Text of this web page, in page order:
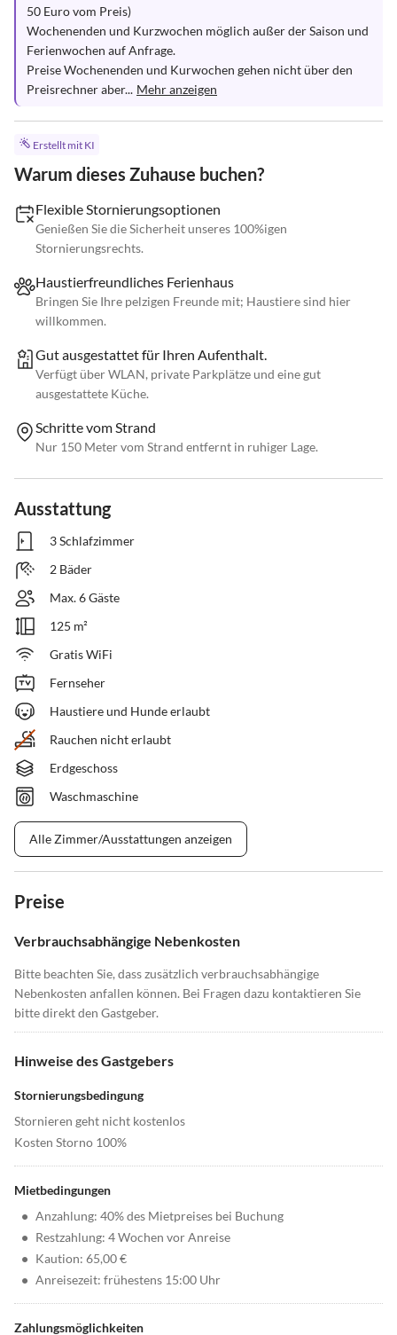
50 Euro vom Preis)
Wochenenden und Kurzwochen möglich außer der Saison und
Ferienwochen auf Anfrage.
Preise Wochenenden und Kurwochen gehen nicht über den
Preisrechner aber... Mehr anzeigen
Erstellt mit KI
Warum dieses Zuhause buchen?
Flexible Stornierungsoptionen
Genießen Sie die Sicherheit unseres 100%igen
Stornierungsrechts.
Haustierfreundliches Ferienhaus
Bringen Sie Ihre pelzigen Freunde mit; Haustiere sind hier
willkommen.
Gut ausgestattet für Ihren Aufenthalt.
Verfügt über WLAN, private Parkplätze und eine gut
ausgestattete Küche.
Schritte vom Strand
Nur 150 Meter vom Strand entfernt in ruhiger Lage.
Ausstattung
3 Schlafzimmer
2 Bäder
Max. 6 Gäste
125 m²
Gratis WiFi
Fernseher
Haustiere und Hunde erlaubt
Rauchen nicht erlaubt
Erdgeschoss
Waschmaschine
Alle Zimmer/Ausstattungen anzeigen
Preise
Verbrauchsabhängige Nebenkosten
Bitte beachten Sie, dass zusätzlich verbrauchsabhängige
Nebenkosten anfallen können. Bei Fragen dazu kontaktieren Sie
bitte direkt den Gastgeber.
Hinweise des Gastgebers
Stornierungsbedingung
Stornieren geht nicht kostenlos
Kosten Storno 100%
Mietbedingungen
• Anzahlung: 40% des Mietpreises bei Buchung
• Restzahlung: 4 Wochen vor Anreise
• Kaution: 65,00 €
• Anreisezeit: frühestens 15:00 Uhr
Zahlungsmöglichkeiten